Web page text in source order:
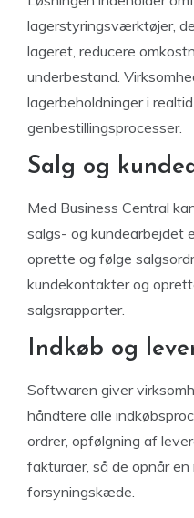
lagerstyringsværktøjer,
lageret, reducere
underbestand.
lagerbeholdninger i
genbestillingsprocesser.
Salg og
Med Business Central
salgs- og kundearbejdet
oprette og følge
kundekontakter og
salgsrapporter.
Indkøb og
Softwaren giver
håndtere alle
ordrer, opfølgning af
fakturaer, så de opnår
forsyningskæde.